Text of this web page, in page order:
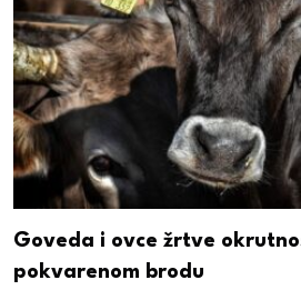
Goveda i ovce žrtve
pokvarenom brodu